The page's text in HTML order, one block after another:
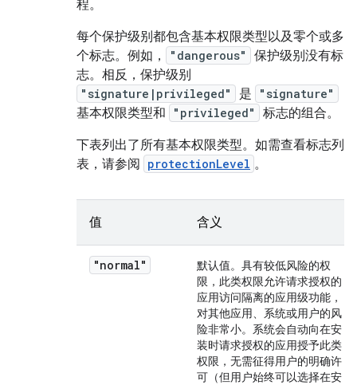
程。
每个保护级别都包含基本权限类型以及零个或多
个标志。例如，
"dangerous"
保护级别没有标
志。相反，保护级别
"signature|privileged" 是 "signature"
基本权限类型和 "privileged"
标志的组合。
下表列出了所有基本权限类型。如需查看标志列
表，请参阅
protectionLevel 。
值 含义
"normal"
默认值。具有较低风险的权
限，此类权限允许请求授权的
应用访问隔离的应用级功能，
对其他应用、系统或用户的风
险非常小。系统会自动向在安
装时请求授权的应用授予此类
权限，无需征得用户的明确许
可（但用户始终可以选择在安